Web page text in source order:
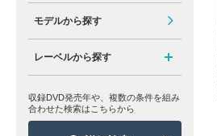
モデルから探す
レーベルから探す
収録DVD発売年や、複数の条件を組み
合わせた検索はこちらから